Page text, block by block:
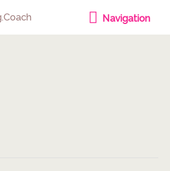
Navigation
Navigation